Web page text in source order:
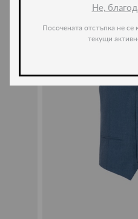
Не,
Посочената отстъпка не се
текущи